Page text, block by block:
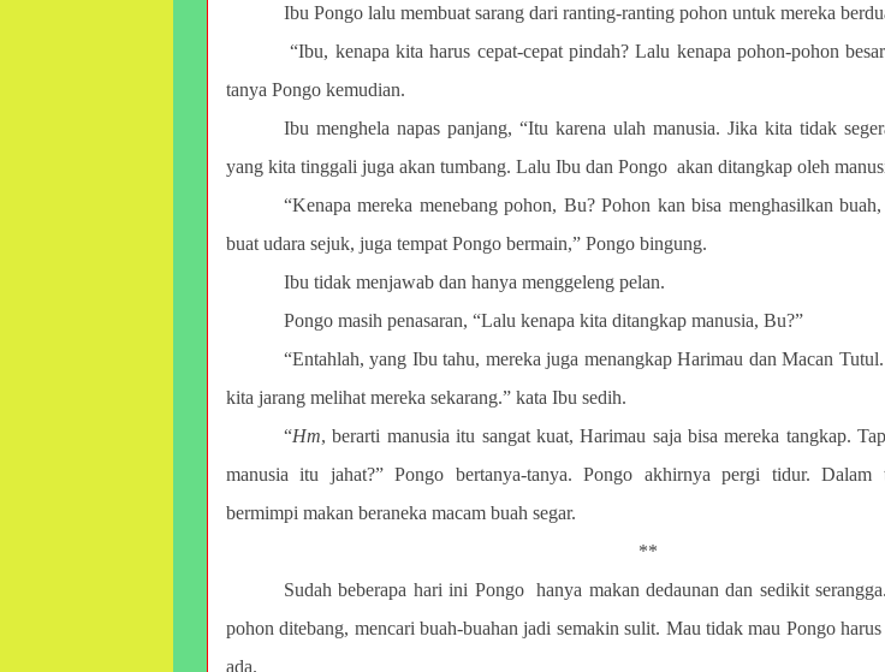
Ibu Pongo lalu membuat sarang dari ranting-ranting pohon untuk mereka
“Ibu, kenapa kita harus cepat-cepat pindah? Lalu kenapa pohon-pohon
tanya Pongo kemudian.
Ibu menghela napas panjang, “Itu karena ulah manusia. Jika kita tidak
yang kita tinggali juga akan tumbang. Lalu Ibu dan Pongo akan ditangkap oleh
“Kenapa mereka menebang pohon, Bu? Pohon kan bisa menghasilkan
buat udara sejuk, juga tempat Pongo bermain,” Pongo bingung.
Ibu tidak menjawab dan hanya menggeleng pelan.
Pongo masih penasaran, “Lalu kenapa kita ditangkap manusia, Bu?”
“Entahlah, yang Ibu tahu, mereka juga menangkap Harimau dan Macan
kita jarang melihat mereka sekarang.” kata Ibu sedih.
“Hm, berarti manusia itu sangat kuat, Harimau saja bisa mereka tangkap.
manusia itu jahat?” Pongo bertanya-tanya. Pongo akhirnya pergi tidur. Dalam
bermimpi makan beraneka macam buah segar.
**
Sudah beberapa hari ini Pongo hanya makan dedaunan dan sedikit
pohon ditebang, mencari buah-buahan jadi semakin sulit. Mau tidak mau Pongo
ada.